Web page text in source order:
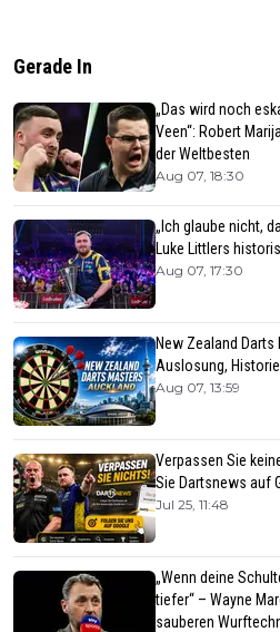
Gerade In
„Das wird noch
Veen“: Robert
der Weltbesten
Aug 07, 18:30
„Ich glaube nicht,
Luke Littlers
Aug 07, 17:30
New Zealand
Auslosung,
Aug 07, 13:59
Verpassen Sie
Sie Dartsnews auf
Jul 25, 11:48
„Wenn deine
tiefer“ – Wayne
sauberen